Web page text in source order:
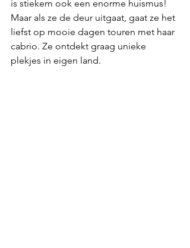
is stiekem ook een enorme huismus!
Maar als ze de deur uitgaat, gaat ze het
liefst op mooie dagen touren met haar
cabrio. Ze ontdekt graag unieke
plekjes in eigen land.